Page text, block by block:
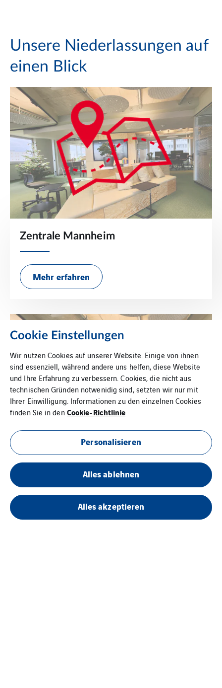
Unsere Niederlassungen auf
einen Blick
Zentrale Mannheim
Mehr erfahren
Niederlassung Kiel
Mehr erfahren
Cookie Einstellungen
Wir nutzen Cookies auf unserer Website. Einige von ihnen
sind essenziell, während andere uns helfen, diese Website
und Ihre Erfahrung zu verbessern. Cookies, die nicht aus
technischen Gründen notwenidig sind, setzten wir nur mit
Ihrer Einwilligung. Informationen zu den einzelnen Cookies
finden Sie in denCookie-Richtlinie
Personalisieren
Alles ablehnen
Alles akzeptieren